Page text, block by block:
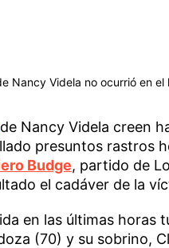
Nancy Videla no ocurrió en
Nancy Videla creen
presuntos rastros
Budge, partido de
el cadáver de la
en las últimas horas
(70) y su sobrino,